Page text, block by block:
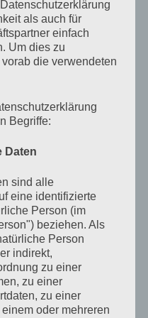
Mutter in den Laden
den Klops-Frieden
aus dem Laden
Einkauf fingieren.
gehen, sich in aller
Frau Kneer gar
das Kleingeld
wer hätte das
Niedergeschlagen
sagen, dass man
kurz im
als auch für
einfach
Um dies zu
die verwendeten
Begriffe:
sind alle
eine identifizierte
Person (im
beziehen. Als
Person
indirekt,
zu einer
zu einer
zu einer
oder mehreren